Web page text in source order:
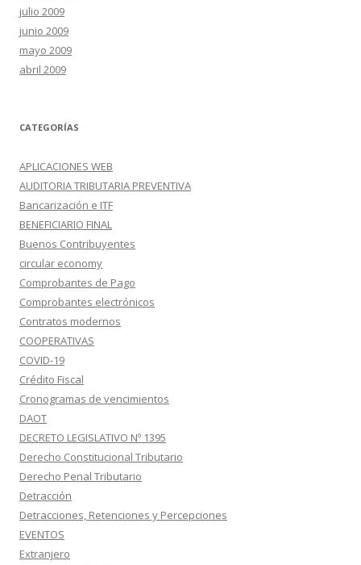
julio 2009
junio 2009
mayo 2009
abril 2009
CATEGORÍAS
APLICACIONES WEB
AUDITORIA TRIBUTARIA PREVENTIVA
Bancarización e ITF
BENEFICIARIO FINAL
Buenos Contribuyentes
circular economy
Comprobantes de Pago
Comprobantes electrónicos
Contratos modernos
COOPERATIVAS
COVID-19
Crédito Fiscal
Cronogramas de vencimientos
DAOT
DECRETO LEGISLATIVO Nº 1395
Derecho Constitucional Tributario
Derecho Penal Tributario
Detracción
Detracciones, Retenciones y Percepciones
EVENTOS
Extranjero